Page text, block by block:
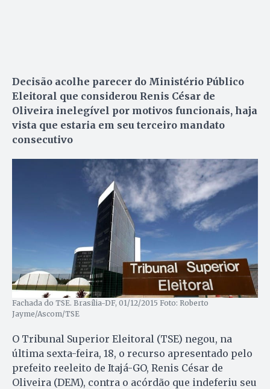
Decisão acolhe parecer do Ministério Público
Eleitoral que considerou Renis César de
Oliveira inelegível por motivos funcionais, haja
vista que estaria em seu terceiro mandato
consecutivo
Fachada do TSE. Brasília-DF, 01/12/2015 Foto: Roberto
Jayme/Ascom/TSE
O Tribunal Superior Eleitoral (TSE) negou, na
última sexta-feira, 18, o recurso apresentado pelo
prefeito reeleito de Itajá-GO, Renis César de
Oliveira (DEM), contra o acórdão que indeferiu seu